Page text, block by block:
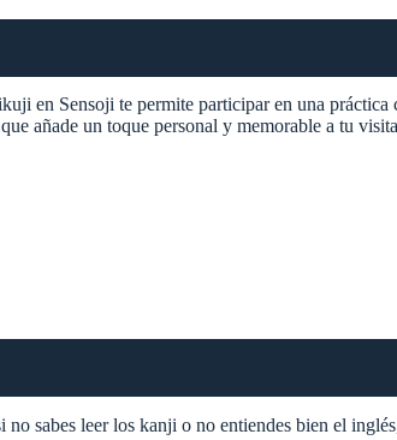
en Sensoji te permite participar en una práctica
añade un toque personal y memorable a tu
sabes leer los kanji o no entiendes bien el